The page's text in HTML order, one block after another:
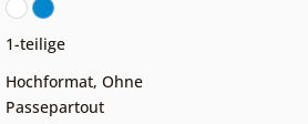
1-teilige
Hochformat, Ohne
Passepartout